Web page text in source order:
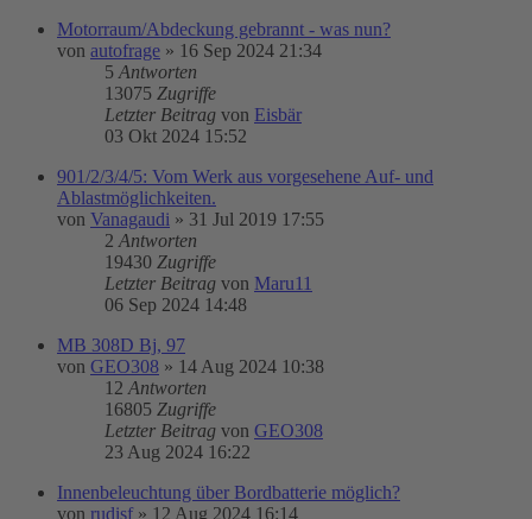
Motorraum/Abdeckung gebrannt - was nun?
von autofrage » 16 Sep 2024 21:34
5 Antworten
13075 Zugriffe
Letzter Beitrag von Eisbär
03 Okt 2024 15:52
901/2/3/4/5: Vom Werk aus vorgesehene Auf- und
Ablastmöglichkeiten.
von Vanagaudi » 31 Jul 2019 17:55
2 Antworten
19430 Zugriffe
Letzter Beitrag von Maru11
06 Sep 2024 14:48
MB 308D Bj, 97
von GEO308 » 14 Aug 2024 10:38
12 Antworten
16805 Zugriffe
Letzter Beitrag von GEO308
23 Aug 2024 16:22
Innenbeleuchtung über Bordbatterie möglich?
von rudisf » 12 Aug 2024 16:14